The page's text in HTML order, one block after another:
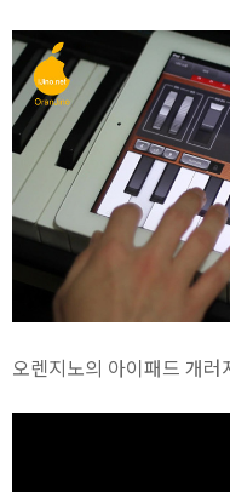
오렌지노의 아이패드 개